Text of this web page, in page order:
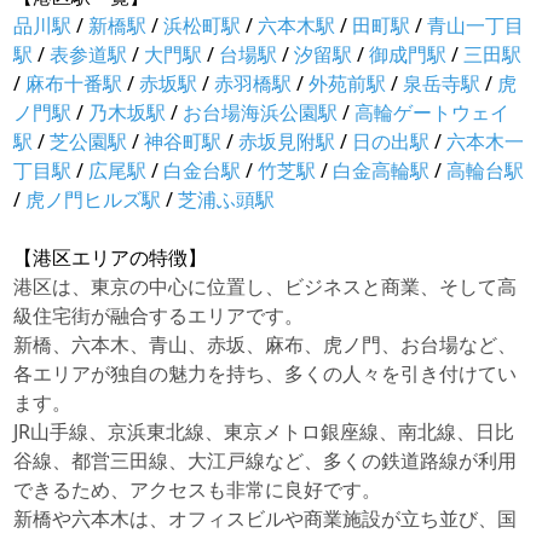
品川駅 / 新橋駅 /浜松町駅 / 六本木駅 / 田町駅 /青山一丁目
駅 /表参道駅 / 大門駅 / 台場駅 /汐留駅 /御成門駅 /三田駅
/ 麻布十番駅 /赤坂駅 /赤羽橋駅 /外苑前駅 / 泉岳寺駅 / 虎
ノ門駅 / 乃木坂駅 / お台場海浜公園駅 /高輪ゲートウェイ
駅 /芝公園駅 /神谷町駅 /赤坂見附駅 / 日の出駅 / 六本木一
丁目駅 / 広尾駅 / 白金台駅 /竹芝駅 / 白金高輪駅 /高輪台駅
/ 虎ノ門ヒルズ駅 /芝浦ふ頭駅
【港区エリアの特徴】
港区は、東京の中心に位置し、ビジネスと商業、そして高
級住宅街が融合するエリアです。
新橋、六本木、青山、赤坂、麻布、虎ノ門、お台場など、
各エリアが独自の魅力を持ち、多くの人々を引き付けてい
ます。
JR山手線、京浜東北線、東京メトロ銀座線、南北線、日比
谷線、都営三田線、大江戸線など、多くの鉄道路線が利用
できるため、アクセスも非常に良好です。
新橋や六本木は、オフィスビルや商業施設が立ち並び、国